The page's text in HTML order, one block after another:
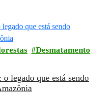
Desmatamento
legado que está sendo